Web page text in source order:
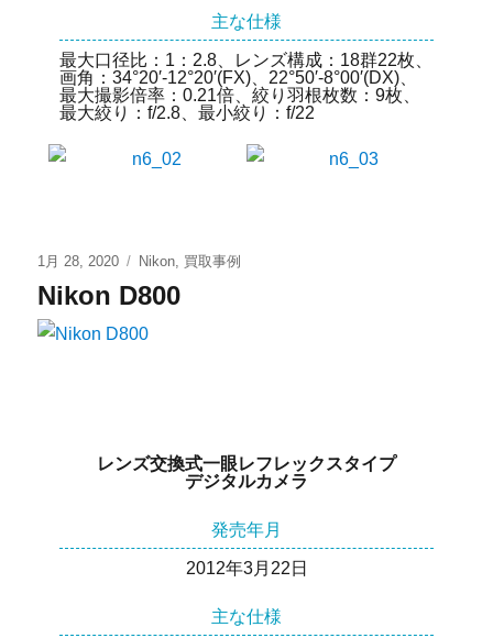
主な仕様
最大口径比：1：2.8、レンズ構成：18群22枚、
画角：34°20′-12°20′(FX)、22°50′-8°00′(DX)、
最大撮影倍率：0.21倍、絞り羽根枚数：9枚、
最大絞り：f/2.8、最小絞り：f/22
1月 28, 2020 Nikon, 買取事例
Nikon D800
レンズ交換式一眼レフレックスタイプ
デジタルカメラ
発売年月
2012年3月22日
主な仕様